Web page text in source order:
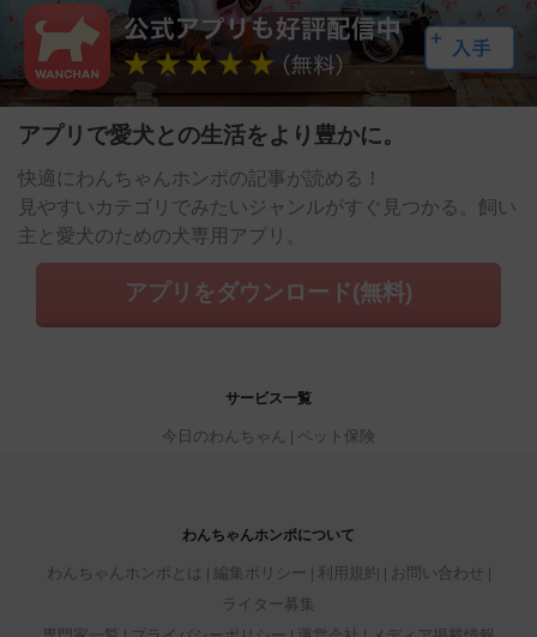
アプリで愛犬との生活をより豊かに。
快適にわんちゃんホンポの記事が読める！
見やすいカテゴリでみたいジャンルがすぐ見つかる。飼い
主と愛犬のための犬専用アプリ。
アプリをダウンロード(無料)
サービス一覧
今日のわんちゃん ペット保険
わんちゃんホンポについて
わんちゃんホンポとは 編集ポリシー 利用規約
お問い合わせ
ライター募集